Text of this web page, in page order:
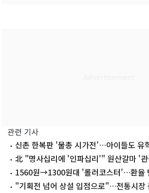
관련 기사
신촌 한복판 '물총 시가전'…아이들도 유
요"北 "명사십리에 '인파십리'" 원산갈마 '
적 선전
1560원→1300원대 '롤러코스터'…환율
최대"기획전 넘어 상설 입점으로"…전통시장